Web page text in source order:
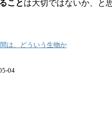
ことは大切ではないか、と
は、どういう生物か
04